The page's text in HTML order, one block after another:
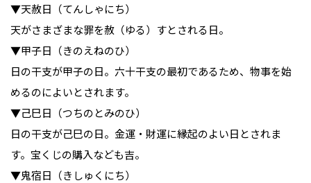
▼天赦日（てんしゃにち）
天がさまざまな罪を赦（ゆる）すとされる日。
▼甲子日（きのえねのひ）
日の干支が甲子の日。六十干支の最初であるため、物事を始
めるのによいとされます。
▼己巳日（つちのとみのひ）
日の干支が己巳の日。金運・財運に縁起のよい日とされま
す。宝くじの購入なども吉。
▼鬼宿日（きしゅくにち）